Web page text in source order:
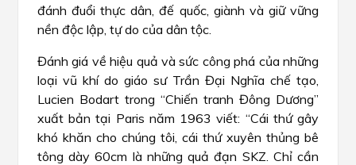
đánh đuổi thực dân, đế quốc, giành và giữ vững
nền độc lập, tự do của dân tộc.
Đánh giá về hiệu quả và sức công phá của những
loại vũ khí do giáo sư Trần Đại Nghĩa chế tạo,
Lucien Bodart trong “Chiến tranh Đông Dương”
xuất bản tại Paris năm 1963 viết: “Cái thứ gây
khó khăn cho chúng tôi, cái thứ xuyên thủng bê
tông dày 60cm là những quả đạn SKZ. Chỉ cần